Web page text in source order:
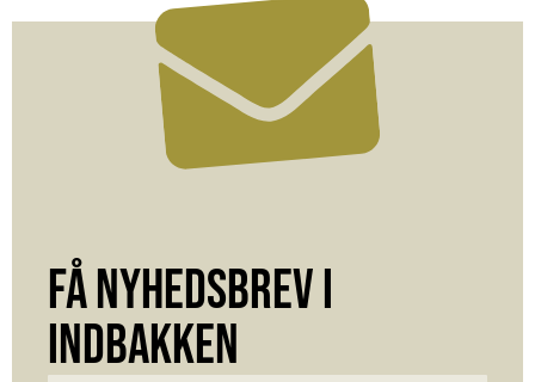
FÅ NYHEDSBREV I
INDBAKKEN